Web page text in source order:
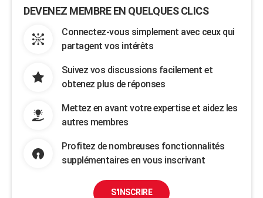
DEVENEZ MEMBRE EN QUELQUES CLICS
Connectez-vous simplement avec ceux qui
partagent vos intérêts
Suivez vos discussions facilement et
obtenez plus de réponses
Mettez en avant votre expertise et aidez les
autres membres
Profitez de nombreuses fonctionnalités
supplémentaires en vous inscrivant
S'INSCRIRE